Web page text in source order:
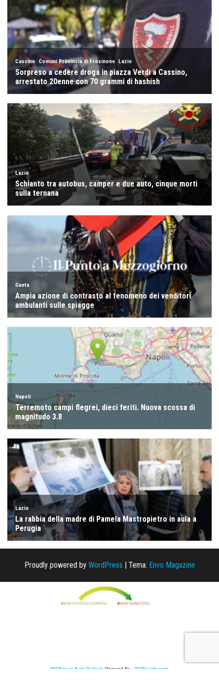
Proudly powered by WordPress | Tema: Envo Magazine
WP2Social Auto Publish Powered By : XYZScripts.com